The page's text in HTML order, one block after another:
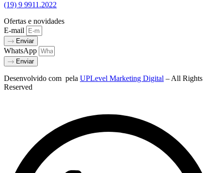
(19) 9 9911.2022
Ofertas e novidades
E-mail
Enviar
WhatsApp
Enviar
Desenvolvido com pela UPLevel Marketing Digital – All Rights
Reserved